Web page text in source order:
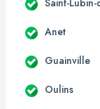
Anet
Guainville
Oulins